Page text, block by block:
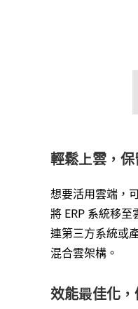
輕鬆上雲，
想要活用雲端，
將 ERP 系統移
連第三方系統或
混合雲架構。
效能最佳化